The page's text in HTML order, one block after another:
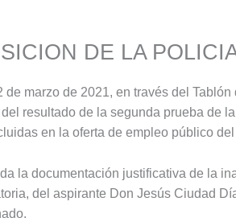
DE LA
de marzo de 2021, en través del
resultado de la segunda prueba de
en la oferta de empleo público
la documentación justificativa de la
del aspirante Don Jesús Ciudad